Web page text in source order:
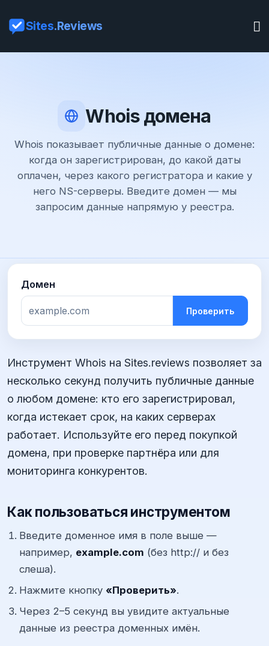
Sites.Reviews
Whois домена
Whois показывает публичные данные о домене:
когда он зарегистрирован, до какой даты
оплачен, через какого регистратора и какие у
него NS-серверы. Введите домен — мы
запросим данные напрямую у реестра.
Домен
Проверить
Инструмент Whois на Sites.reviews позволяет за
несколько секунд получить публичные данные
о любом домене: кто его зарегистрировал,
когда истекает срок, на каких серверах
работает. Используйте его перед покупкой
домена, при проверке партнёра или для
мониторинга конкурентов.
Как пользоваться инструментом
Введите доменное имя в поле выше —
например, example.com (без http:// и без
слеша).
Нажмите кнопку «Проверить».
Через 2–5 секунд вы увидите актуальные
данные из реестра доменных имён.